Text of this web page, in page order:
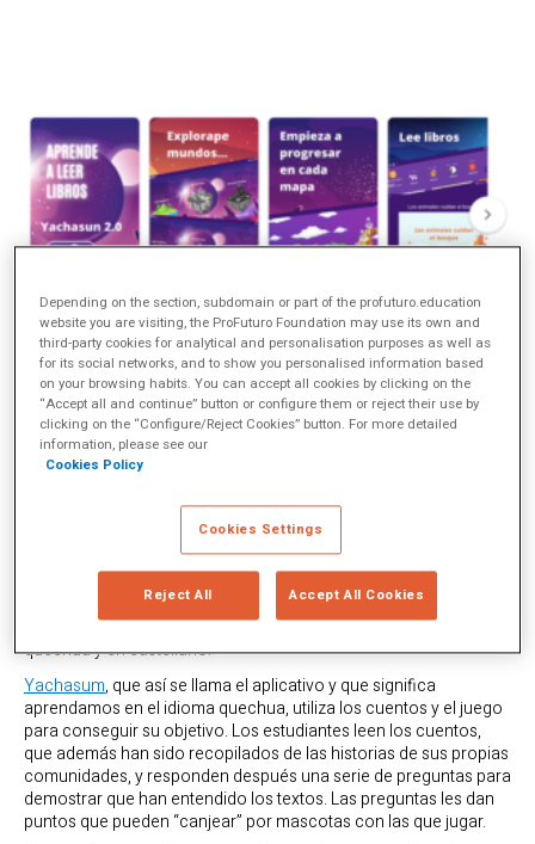
Leemos y soñamos con
Yachasum
Decía Miguel de Unamuno que un niño que lee será un adulto
que piensa. Por eso, la profesora Reyna Rodríguez, que da clase
a niñas y niños de primaria en la provincia altiplánica de
Quispicanchi, a más de 4.000 metros de altura sobre el nivel del
mar, decidió crear una aplicación para motivar a sus estudiantes
a que aprendieran a leer y mejoren su comprensión lectora en
quechua y en castellano.
Yachasum, que así se llama el aplicativo y que significa
aprendamos en el idioma quechua, utiliza los cuentos y el juego
para conseguir su objetivo. Los estudiantes leen los cuentos,
que además han sido recopilados de las historias de sus propias
comunidades, y responden después una serie de preguntas para
demostrar que han entendido los textos. Las preguntas les dan
puntos que pueden “canjear” por mascotas con las que jugar.
Depending on the section, subdomain or part of the profuturo.education
website you are visiting, the ProFuturo Foundation may use its own and
third-party cookies for analytical and personalisation purposes as well as
for its social networks, and to show you personalised information based
on your browsing habits. You can accept all cookies by clicking on the
“Accept all and continue” button or configure them or reject their use by
clicking on the “Configure/Reject Cookies” button. For more detailed
information, please see our
Cookies Policy
Cookies Settings
Reject All Accept All Cookies